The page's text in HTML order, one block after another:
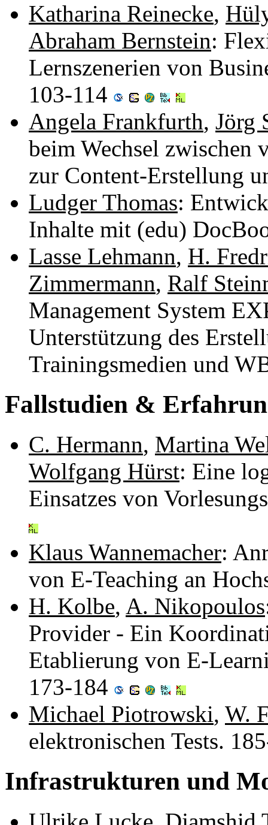
Katharina Reinecke,
Abraham Bernstein:
Lernszenerien von
103-114
Angela Frankfurth, Jörg
beim Wechsel zwischen
zur Content-Erstellung
Ludger Thomas:
Inhalte mit (edu)
Lasse Lehmann, H.
Zimmermann, Ralf
Management System
Unterstützung des
Trainingsmedien und
Fallstudien &
C. Hermann, Martina
Wolfgang Hürst: Eine
Einsatzes von
Klaus Wannemacher:
von E-Teaching an
H. Kolbe, A. Nikopoulos
Provider - Ein
Etablierung von E-
173-184
Michael Piotrowski, W.
elektronischen Tests.
Infrastrukturen und